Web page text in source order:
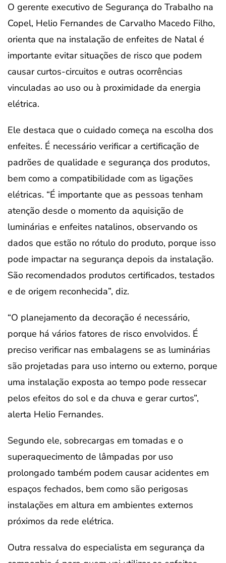
O gerente executivo de Segurança do Trabalho na
Copel, Helio Fernandes de Carvalho Macedo Filho,
orienta que na instalação de enfeites de Natal é
importante evitar situações de risco que podem
causar curtos-circuitos e outras ocorrências
vinculadas ao uso ou à proximidade da energia
elétrica.
Ele destaca que o cuidado começa na escolha dos
enfeites. É necessário verificar a certificação de
padrões de qualidade e segurança dos produtos,
bem como a compatibilidade com as ligações
elétricas. “É importante que as pessoas tenham
atenção desde o momento da aquisição de
luminárias e enfeites natalinos, observando os
dados que estão no rótulo do produto, porque isso
pode impactar na segurança depois da instalação.
São recomendados produtos certificados, testados
e de origem reconhecida”, diz.
“O planejamento da decoração é necessário,
porque há vários fatores de risco envolvidos. É
preciso verificar nas embalagens se as luminárias
são projetadas para uso interno ou externo, porque
uma instalação exposta ao tempo pode ressecar
pelos efeitos do sol e da chuva e gerar curtos”,
alerta Helio Fernandes.
Segundo ele, sobrecargas em tomadas e o
superaquecimento de lâmpadas por uso
prolongado também podem causar acidentes em
espaços fechados, bem como são perigosas
instalações em altura em ambientes externos
próximos da rede elétrica.
Outra ressalva do especialista em segurança da